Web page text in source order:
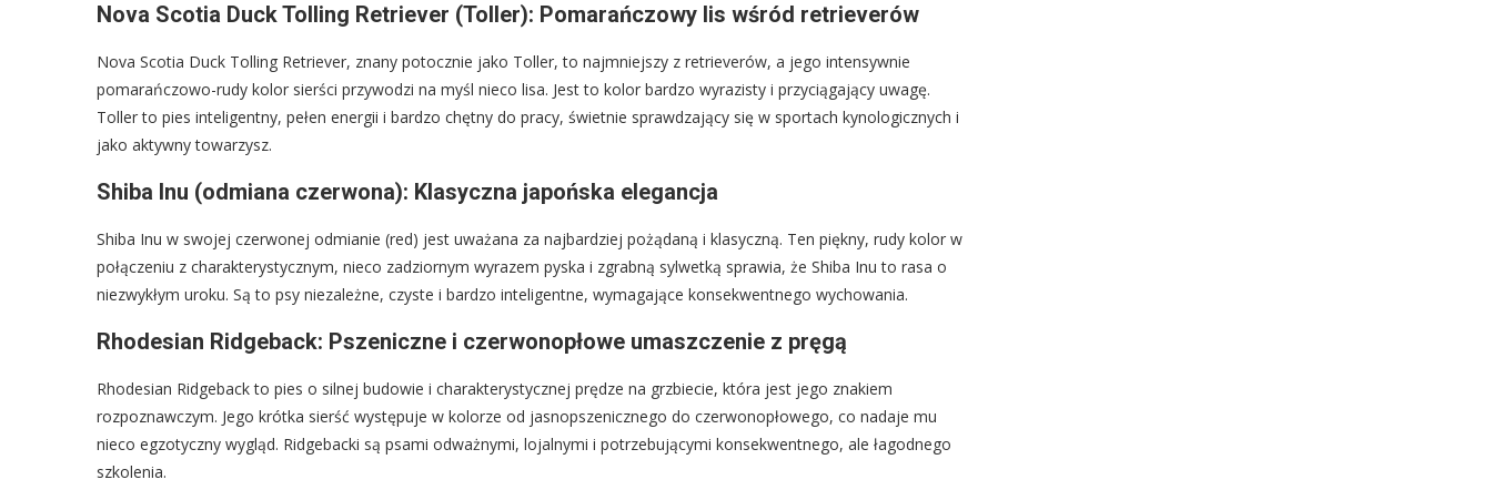
Nova Scotia Duck Tolling Retriever (Toller): Pomarańczowy lis wśród retrieverów
Nova Scotia Duck Tolling Retriever, znany potocznie jako Toller, to najmniejszy z retrieverów, a jego intensywnie
pomarańczowo-rudy kolor sierści przywodzi na myśl nieco lisa. Jest to kolor bardzo wyrazisty i przyciągający uwagę.
Toller to pies inteligentny, pełen energii i bardzo chętny do pracy, świetnie sprawdzający się w sportach kynologicznych i
jako aktywny towarzysz.
Shiba Inu (odmiana czerwona): Klasyczna japońska elegancja
Shiba Inu w swojej czerwonej odmianie (red) jest uważana za najbardziej pożądaną i klasyczną. Ten piękny, rudy kolor w
połączeniu z charakterystycznym, nieco zadziornym wyrazem pyska i zgrabną sylwetką sprawia, że Shiba Inu to rasa o
niezwykłym uroku. Są to psy niezależne, czyste i bardzo inteligentne, wymagające konsekwentnego wychowania.
Rhodesian Ridgeback: Pszeniczne i czerwonopłowe umaszczenie z pręgą
Rhodesian Ridgeback to pies o silnej budowie i charakterystycznej prędze na grzbiecie, która jest jego znakiem
rozpoznawczym. Jego krótka sierść występuje w kolorze od jasnopszenicznego do czerwonopłowego, co nadaje mu
nieco egzotyczny wygląd. Ridgebacki są psami odważnymi, lojalnymi i potrzebującymi konsekwentnego, ale łagodnego
szkolenia.